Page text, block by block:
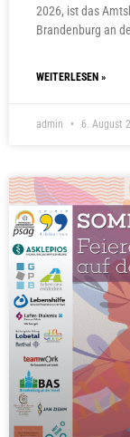
2026, ist das
Brandenburg an
WEITERLESEN »
admin 6. August